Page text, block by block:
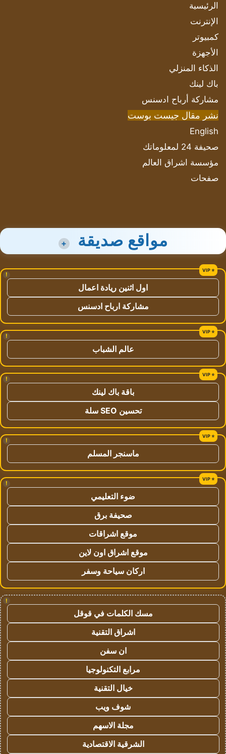
الرئيسية
الإنترنت
كمبيوتر
الأجهزة
الذكاء المنزلي
باك لينك
مشاركة أرباح ادسنس
نشر مقال جيست بوست
English
صحيفة 24 لمعلوماتك
مؤسسة اشراق العالم
صفحات
مواقع صديقة +
!
اول اثنين ريادة اعمال
مشاركة ارباح ادسنس
!
عالم الشباب
!
باقة باك لينك
تحسين SEO سلة
!
ماسنجر المسلم
!
ضوء التعليمي
صحيفة برق
موقع اشراقات
موقع اشراق اون لاين
اركان سياحة وسفر
!
مسك الكلمات في قوقل
اشراق التقنية
ان سفن
مرابع التكنولوجيا
خيال التقنية
شوف ويب
مجلة الاسهم
الشرقية الاقتصادية